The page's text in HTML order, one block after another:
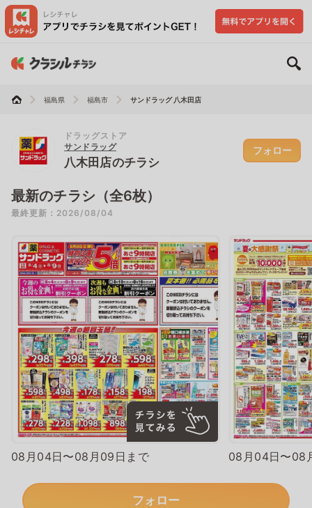
福島県 福島市 サンドラッグ 八木田店
ドラッグストア
サンドラッグ
八木田店のチラシ
フォロー
最新のチラシ（全6枚）
最終更新：2026/08/04
08月04日〜08月09日まで 08月04日〜08
フォロー